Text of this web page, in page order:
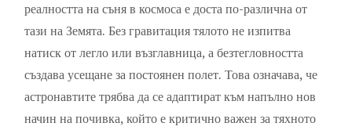
реалността на съня в космоса е доста по-различна от
тази на Земята. Без гравитация тялото не изпитва
натиск от легло или възглавница, а безтегловността
създава усещане за постоянен полет. Това означава, че
астронавтите трябва да се адаптират към напълно нов
начин на почивка, който е критично важен за тяхното